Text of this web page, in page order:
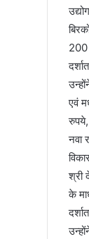
200
एवं
नवा
श्री
के